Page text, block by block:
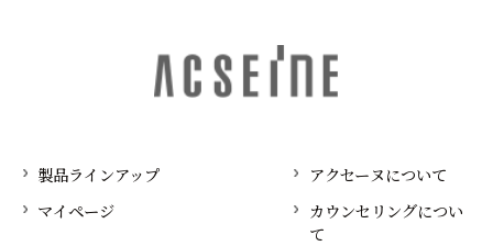
製品ラインアップ
アクセーヌについて
マイページ
カウンセリングについ
て